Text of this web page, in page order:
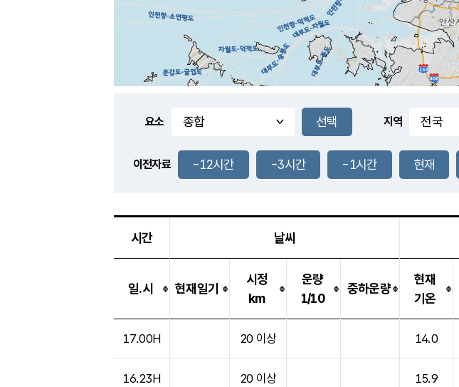
요소 지역
이전자료 -12시간 -3시간 -1시간 현재
시간 날씨
일.시 현재일기
시정
km
운량
1/10
중하운량
현재
기온
17.00H 20 이상 14.0
16.23H 20 이상 15.9